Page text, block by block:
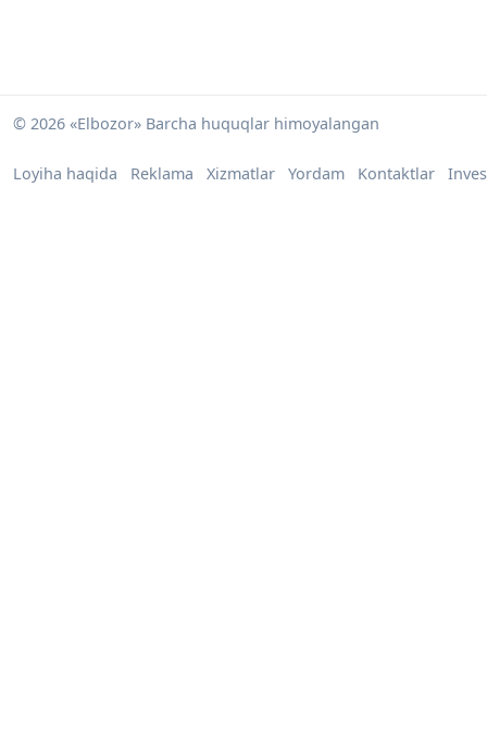
© 2026 «Elbozor» Barcha huquqlar himoyalangan
Loyiha haqida Reklama Xizmatlar Yordam Kontaktlar